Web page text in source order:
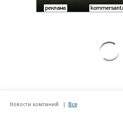
Новости компаний Все